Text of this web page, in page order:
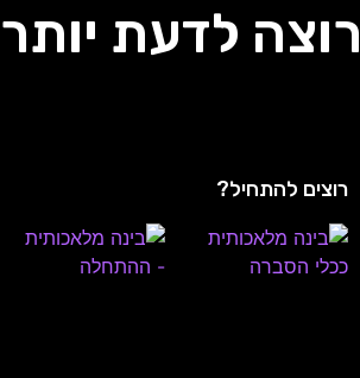
רוצה לדעת
רוצים להתחיל?